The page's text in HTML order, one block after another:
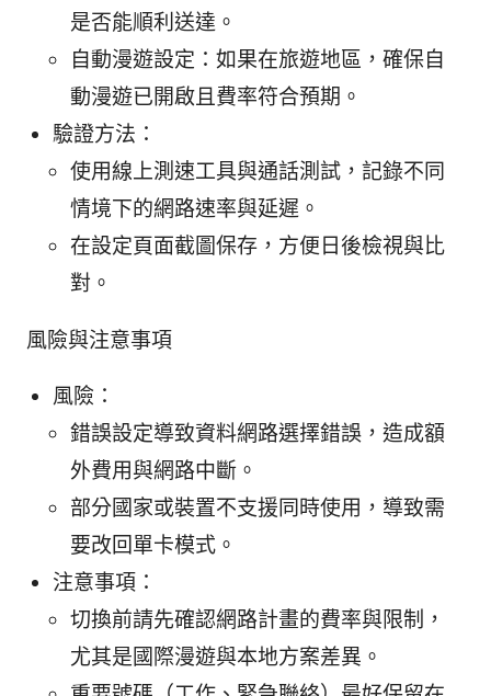
是否能順利送達。
自動漫遊設定：如果在旅遊地區，確保自
動漫遊已開啟且費率符合預期。
驗證方法：
使用線上測速工具與通話測試，記錄不同
情境下的網路速率與延遲。
在設定頁面截圖保存，方便日後檢視與比
對。
風險與注意事項
風險：
錯誤設定導致資料網路選擇錯誤，造成額
外費用與網路中斷。
部分國家或裝置不支援同時使用，導致需
要改回單卡模式。
注意事項：
切換前請先確認網路計畫的費率與限制，
尤其是國際漫遊與本地方案差異。